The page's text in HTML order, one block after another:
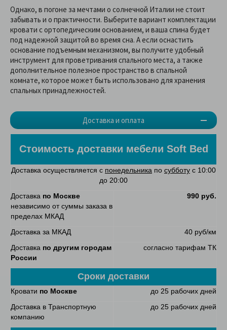
Доставка и оплата
Однако, в погоне за мечтами о солнечной Италии не стоит
забывать и о практичности. Выберите вариант комплектации
кровати с ортопедическим основанием, и ваша спина будет
под надежной защитой во время сна. А если оснастить
основание подъемным механизмом, вы получите удобный
инструмент для проветривания спального места, а также
дополнительное полезное пространство в спальной
комнате, которое может быть использовано для хранения
спальных принадлежностей.
Стоимость доставки мебели Soft Bed
Доставка осуществляется с понедельника по субботу с 10:00
до 20:00
Доставка по Москве
независимо от суммы заказа в
пределах МКАД
990 руб.
Доставка за МКАД
40 руб/км
Доставка по другим городам
России
согласно тарифам ТК
Сроки доставки
Кровати по Москве
до 25 рабочих дней
Доставка в Транспортную
компанию
до 25 рабочих дней